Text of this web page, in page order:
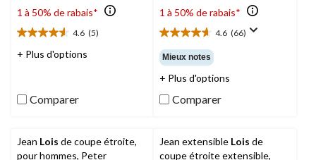
1 à 50% de rabais*
4.6 (5)
4.6
étoile(s)
5
évaluations
+ Plus d'options
Comparer
1 à 50% de rabais*
4.6 (66)
4.6
étoile(s)
sur
5.
66
évaluations
Mieux notes
+ Plus d'options
Comparer
Jean Lois de coupe étroite,
pour hommes, Peter
Jean extensible Lois de
coupe étroite extensible,